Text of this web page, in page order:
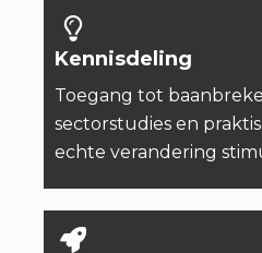
Kennisdeling
Toegang tot
sectorstudies en
echte verandering